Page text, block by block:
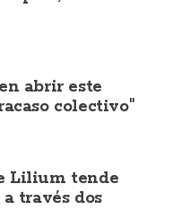
abrir este
colectivo"
Lilium tende
través dos